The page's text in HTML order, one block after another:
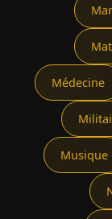
Médecine
Musique